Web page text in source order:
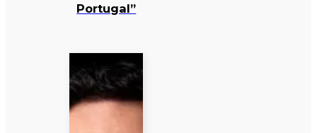
Portugal”